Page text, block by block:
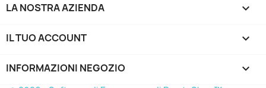
LA NOSTRA AZIENDA 
IL TUO ACCOUNT 
INFORMAZIONI NEGOZIO keyboard_arrow_down